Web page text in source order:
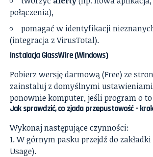
połączenia),
pomagać w identyfikacji
(integracja z VirusTotal).
Instalacja GlassWire (Windows)
Pobierz wersję darmową (Free) ze
zainstaluj z domyślnymi
ponownie komputer, jeśli program o
Jak sprawdzić, co zjada przepustowość –
Wykonaj następujące czynności:
W górnym pasku przejdź do zakładki
Usage).